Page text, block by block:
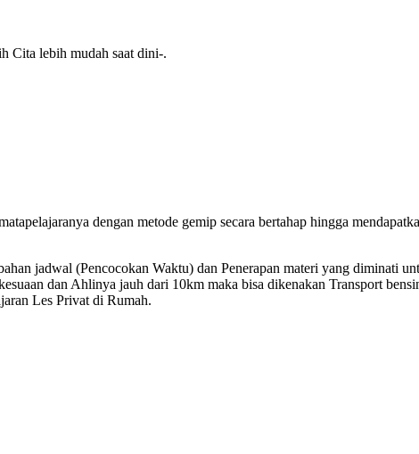
Cita lebih mudah saat dini-.
dengan metode gemip secara bertahap hingga
jadwal (Pencocokan Waktu) dan Penerapan materi yang diminati
dan Ahlinya jauh dari 10km maka bisa dikenakan Transport
Les Privat di Rumah.